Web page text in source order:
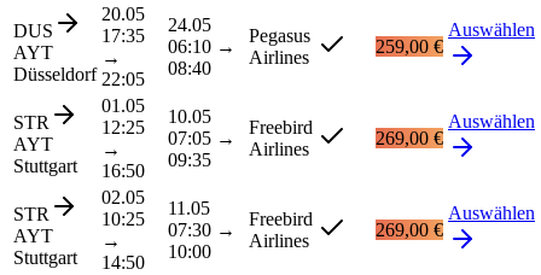
DUS
AYT
Düsseldorf
20.05
17:35
→
22:05
24.05
06:10 →
08:40
Pegasus
Airlines
259,00 €
Auswählen
STR
AYT
Stuttgart
01.05
12:25
→
16:50
10.05
07:05 →
09:35
Freebird
Airlines
269,00 €
Auswählen
STR
AYT
Stuttgart
02.05
10:25
→
14:50
11.05
07:30 →
10:00
Freebird
Airlines
269,00 €
Auswählen